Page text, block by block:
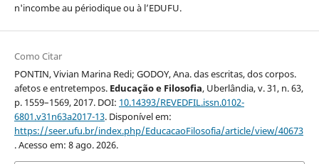
n'incombe au périodique ou à l’EDUFU.
Como Citar
PONTIN, Vivian Marina Redi; GODOY, Ana. das escritas, dos corpos.
afetos e entretempos. Educação e Filosofia, Uberlândia, v. 31, n. 63,
p. 1559–1569, 2017. DOI: 10.14393/REVEDFIL.issn.0102-
6801.v31n63a2017-13. Disponível em:
https://seer.ufu.br/index.php/EducacaoFilosofia/article/view/40673
. Acesso em: 8 ago. 2026.